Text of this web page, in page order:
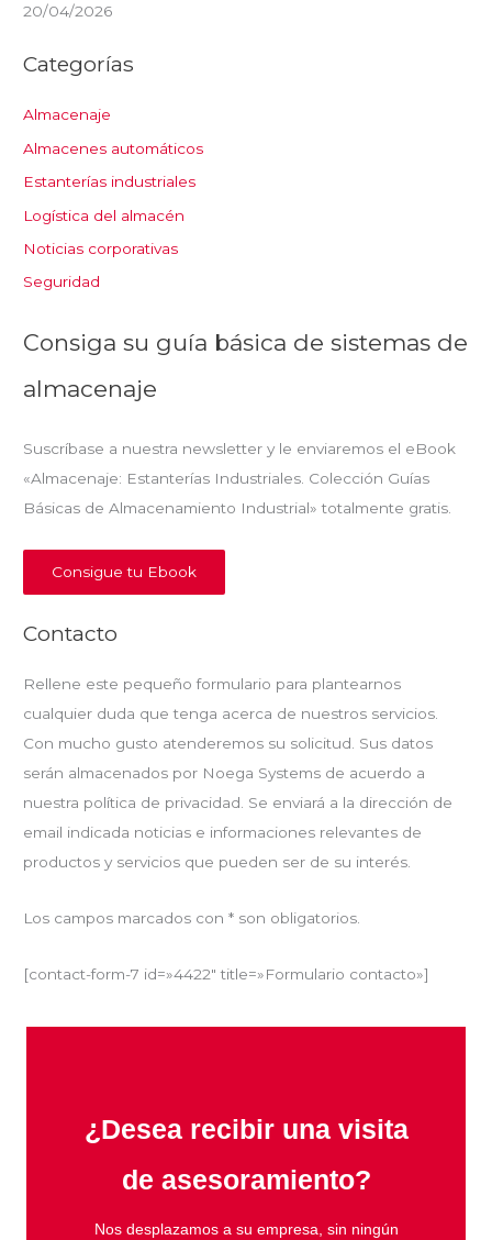
20/04/2026
Categorías
Almacenaje
Almacenes automáticos
Estanterías industriales
Logística del almacén
Noticias corporativas
Seguridad
Consiga su guía básica de sistemas de
almacenaje
Suscríbase a nuestra newsletter y le enviaremos el eBook
«Almacenaje: Estanterías Industriales. Colección Guías
Básicas de Almacenamiento Industrial» totalmente gratis.
Consigue tu Ebook
Contacto
Rellene este pequeño formulario para plantearnos
cualquier duda que tenga acerca de nuestros servicios.
Con mucho gusto atenderemos su solicitud. Sus datos
serán almacenados por Noega Systems de acuerdo a
nuestra política de privacidad. Se enviará a la dirección de
email indicada noticias e informaciones relevantes de
productos y servicios que pueden ser de su interés.
Los campos marcados con * son obligatorios.
[contact-form-7 id=»4422″ title=»Formulario contacto»]
¿Desea recibir una visita
de asesoramiento?
Nos desplazamos a su empresa, sin ningún